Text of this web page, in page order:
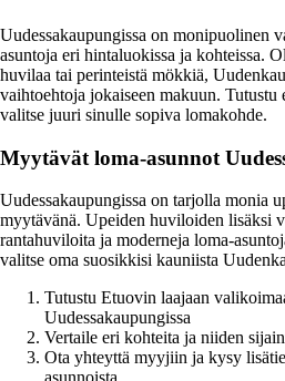
Uudessakaupungissa on monipuolinen
asuntoja eri hintaluokissa ja kohteissa.
huvilaa tai perinteistä mökkiä,
vaihtoehtoja jokaiseen makuun. Tutustu
valitse juuri sinulle sopiva lomakohde.
Myytävät loma-asunnot
Uudessakaupungissa on tarjolla monia
myytävänä. Upeiden huviloiden lisäksi
rantahuviloita ja moderneja loma-
valitse oma suosikkisi kauniista
Tutustu Etuovin laajaan
Uudessakaupungissa
Vertaile eri kohteita ja niiden
Ota yhteyttä myyjiin ja kysy